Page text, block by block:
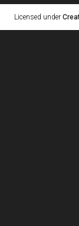
Licensed under